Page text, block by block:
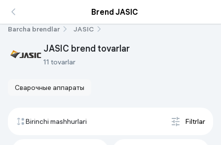
Brend JASIC
Barcha brendlar JASIC
JASIC brend tovarlar
11 tovarlar
Сварочные аппараты
Birinchi mashhurlari Filtrlar